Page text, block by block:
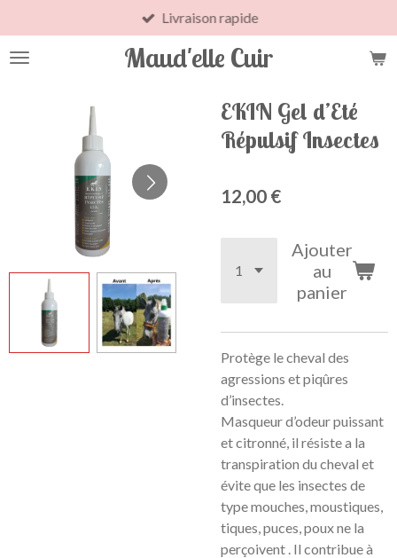
au
contenu
Maud'elle Cuir
Livraison rapide
EKIN Gel d’Eté
Répulsif Insectes
12,00 €
Ajouter
au
panier
Protège le cheval des
agressions et piqûres
d’insectes.
Masqueur d’odeur puissant
et citronné, il résiste a la
transpiration du cheval et
évite que les insectes de
type mouches, moustiques,
tiques, puces, poux ne la
perçoivent . Il contribue à